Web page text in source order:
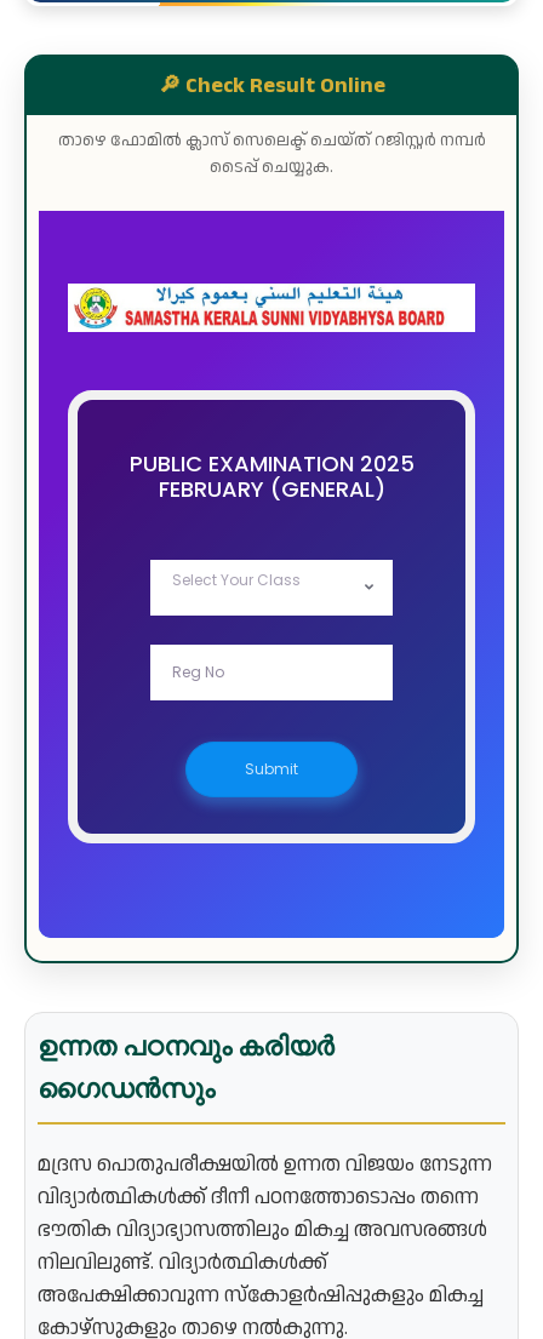
🔎 Check Result Online
താഴെ ഫോമിൽ ക്ലാസ് സെലെക്ട് ചെയ്ത് റജിസ്റ്റർ നമ്പർ
ടൈപ്പ് ചെയ്യുക.
ഉന്നത പഠനവും കരിയർ
ഗൈഡൻസും
മദ്രസ പൊതുപരീക്ഷയിൽ ഉന്നത വിജയം നേടുന്ന
വിദ്യാർത്ഥികൾക്ക് ദീനീ പഠനത്തോടൊപ്പം തന്നെ
ഭൗതിക വിദ്യാഭ്യാസത്തിലും മികച്ച അവസരങ്ങൾ
നിലവിലുണ്ട്. വിദ്യാർത്ഥികൾക്ക്
അപേക്ഷിക്കാവുന്ന സ്കോളർഷിപ്പുകളും മികച്ച
കോഴ്സുകളും താഴെ നൽകുന്നു.